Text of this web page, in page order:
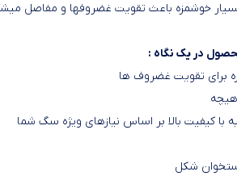
خوشمزه باعث تقویت غضروفها و مفاصل
در یک نگاه :
برای تقویت غضروف ها
با کیفیت بالا بر اساس نیازهای ویژه سگ شما
شکل